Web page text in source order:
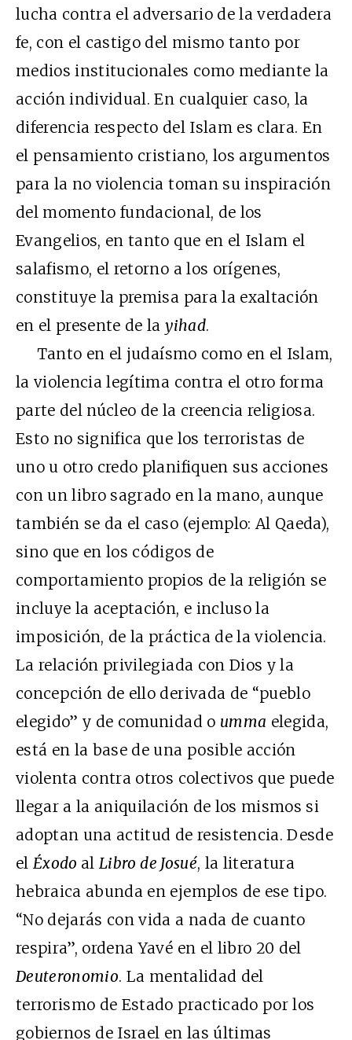
lucha contra el adversario de la verdadera
fe, con el castigo del mismo tanto por
medios institucionales como mediante la
acción individual. En cualquier caso, la
diferencia respecto del Islam es clara. En
el pensamiento cristiano, los argumentos
para la no violencia toman su inspiración
del momento fundacional, de los
Evangelios, en tanto que en el Islam el
salafismo, el retorno a los orígenes,
constituye la premisa para la exaltación
en el presente de layihad.
Tanto en el judaísmo como en el Islam,
la violencia legítima contra el otro forma
parte del núcleo de la creencia religiosa.
Esto no significa que los terroristas de
uno u otro credo planifiquen sus acciones
con un libro sagrado en la mano, aunque
también se da el caso (ejemplo: Al Qaeda),
sino que en los códigos de
comportamiento propios de la religión se
incluye la aceptación, e incluso la
imposición, de la práctica de la violencia.
La relación privilegiada con Dios y la
concepción de ello derivada de “pueblo
elegido” y de comunidad o umma elegida,
está en la base de una posible acción
violenta contra otros colectivos que puede
llegar a la aniquilación de los mismos si
adoptan una actitud de resistencia. Desde
el Éxodo al Libro de Josué, la literatura
hebraica abunda en ejemplos de ese tipo.
“No dejarás con vida a nada de cuanto
respira”, ordena Yavé en el libro 20 del
Deuteronomio. La mentalidad del
terrorismo de Estado practicado por los
gobiernos de Israel en las últimas